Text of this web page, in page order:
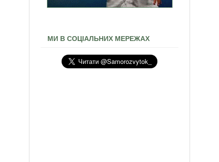
МИ В СОЦІАЛЬНИХ МЕРЕЖАХ